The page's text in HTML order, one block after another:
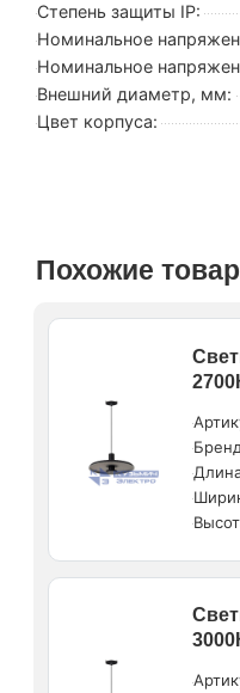
Степень защиты IP:
Номинальное
Номинальное
Внешний диаметр, мм:
Цвет корпуса:
Похожие